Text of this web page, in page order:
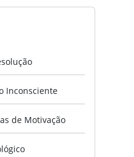
Inconsciente
de Motivação